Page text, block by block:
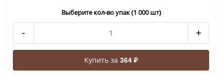
Выберите кол-во упак (1 000 шт)
- +
Купить за 364 ₽